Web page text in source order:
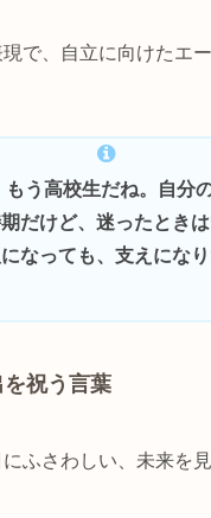
で、自立に向けたエ
もう高校生だね。自分
だけど、迷ったとき
なっても、支えにな
祝う言葉
ふさわしい、未来を